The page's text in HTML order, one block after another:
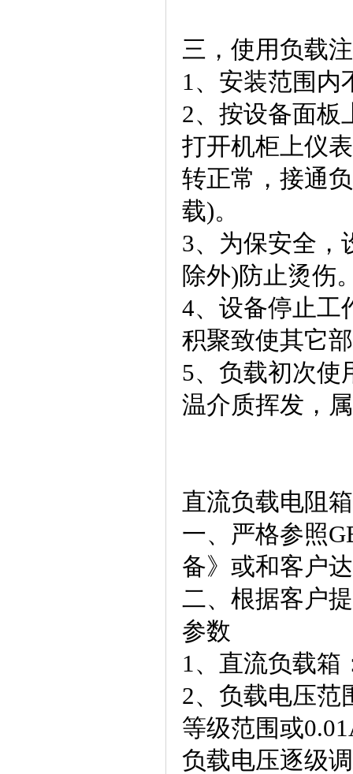
三，使用负载
1、安装范围内
2、按设备面板
打开机柜上仪
转正常，接通
载)。
3、为保安全，
除外)防止烫伤
4、设备停止工
积聚致使其它
5、负载初次使
温介质挥发，
直流负载电阻
一、严格参照
备》或和客户
二、根据客户
参数
1、直流负载
2、负载电压范
等级范围或
负载电压逐级